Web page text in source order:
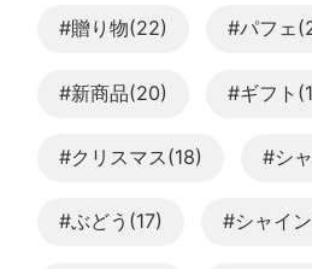
#贈り物(22) #パフェ
#新商品(20) #ギフト
#クリスマス(18) #シ
#ぶどう(17) #シャイ